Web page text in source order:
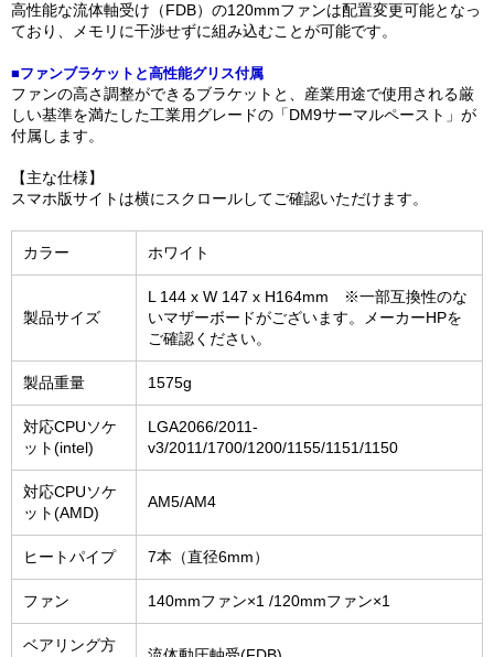
高性能な流体軸受け（FDB）の120mmファンは配置変更可能となっ
ており、メモリに干渉せずに組み込むことが可能です。
■ファンブラケットと高性能グリス付属
ファンの高さ調整ができるブラケットと、産業用途で使用される厳
しい基準を満たした工業用グレードの「DM9サーマルペースト」が
付属します。
【主な仕様】
スマホ版サイトは横にスクロールしてご確認いただけます。
カラー ホワイト
製品サイズ
L 144 x W 147 x H164mm ※一部互換性のな
いマザーボードがございます。メーカーHPを
ご確認ください。
製品重量 1575g
対応CPUソケ
ット(intel)
LGA2066/2011-
v3/2011/1700/1200/1155/1151/1150
対応CPUソケ
ット(AMD)
AM5/AM4
ヒートパイプ 7本（直径6mm）
ファン 140mmファン×1 /120mmファン×1
ベアリング方